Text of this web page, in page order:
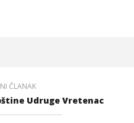
ČLANAK
Udruge Vretenac